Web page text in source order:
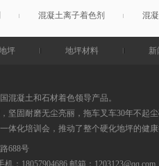
混凝土离子着色剂 混
坪 地坪材料 新
混凝土和石材着色领导产品。
坚固耐磨无尘亮丽，拖车叉车30年不起尘
体化培训会，推动了整个硬化地坪的健康
688号
机：18057904686 邮箱： 1203123@qq.com